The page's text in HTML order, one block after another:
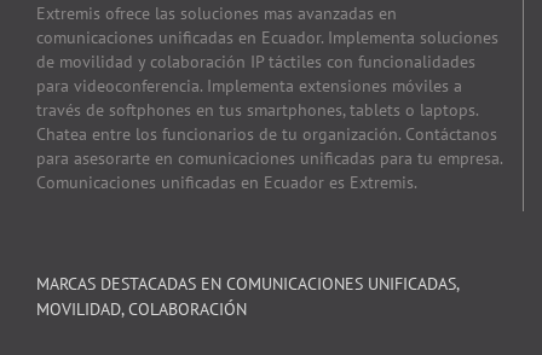
Extremis ofrece las soluciones mas avanzadas en
comunicaciones unificadas en Ecuador. Implementa soluciones
de movilidad y colaboración IP táctiles con funcionalidades
para videoconferencia. Implementa extensiones móviles a
través de softphones en tus smartphones, tablets o laptops.
Chatea entre los funcionarios de tu organización. Contáctanos
para asesorarte en comunicaciones unificadas para tu empresa.
Comunicaciones unificadas en Ecuador es Extremis.
MARCAS DESTACADAS EN COMUNICACIONES UNIFICADAS,
MOVILIDAD, COLABORACIÓN